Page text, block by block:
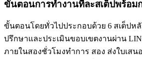
ขั้นตอนการทำงานทีละสเต็ปพร้อม
ขั้นตอนโดยทั่วไปประกอบด้วย 6 สเต็ปห
ปรึกษาและประเมินขอบเขตงานผ่าน
ภายในสองชั่วโมงทำการ สอง ส่งใบเสน